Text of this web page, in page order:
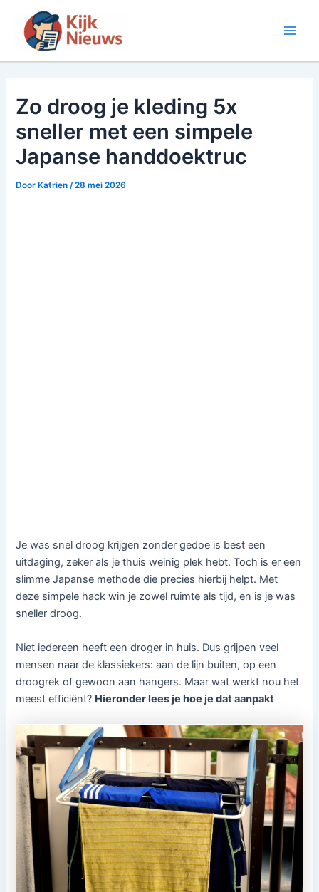
inhoud
Zo droog je kleding 5x
sneller met een simpele
Japanse handdoektruc
Door Katrien/28 mei 2026
Je was snel droog krijgen zonder gedoe is best een
uitdaging, zeker als je thuis weinig plek hebt. Toch is er een
slimme Japanse methode die precies hierbij helpt. Met
deze simpele hack win je zowel ruimte als tijd, en is je was
sneller droog.
Niet iedereen heeft een droger in huis. Dus grijpen veel
mensen naar de klassiekers: aan de lijn buiten, op een
droogrek of gewoon aan hangers. Maar wat werkt nou het
meest efficiënt? Hieronder lees je hoe je dat aanpakt